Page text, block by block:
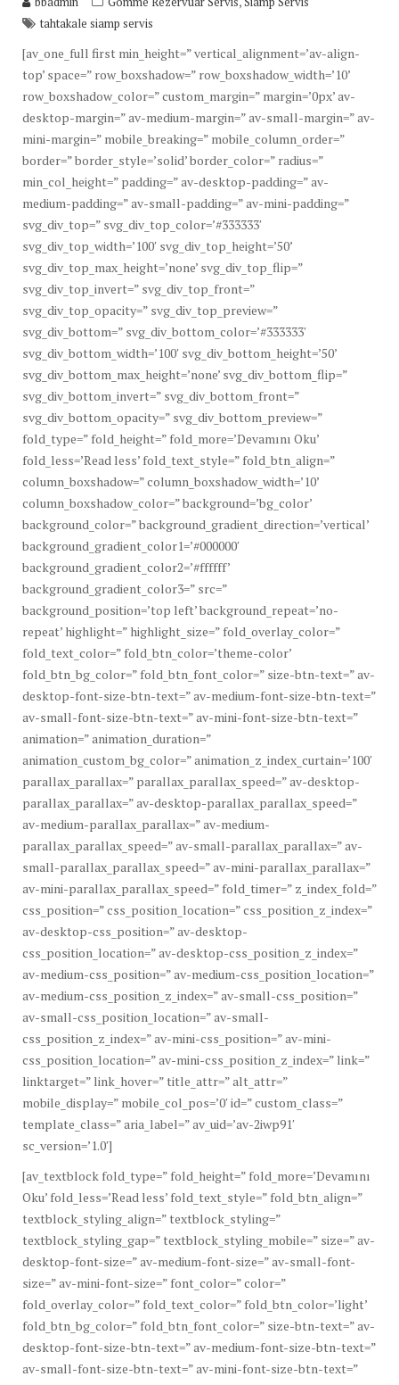
tahtakale siamp servis
[av_one_full first min_height=” vertical_alignment=’av-align-
top’ space=” row_boxshadow=” row_boxshadow_width=’10’
row_boxshadow_color=” custom_margin=” margin=’0px’ av-
desktop-margin=” av-medium-margin=” av-small-margin=” av-
mini-margin=” mobile_breaking=” mobile_column_order=”
border=” border_style=’solid’ border_color=” radius=”
min_col_height=” padding=” av-desktop-padding=” av-
medium-padding=” av-small-padding=” av-mini-padding=”
svg_div_top=” svg_div_top_color=’#333333′
svg_div_top_width=’100′ svg_div_top_height=’50’
svg_div_top_max_height=’none’ svg_div_top_flip=”
svg_div_top_invert=” svg_div_top_front=”
svg_div_top_opacity=” svg_div_top_preview=”
svg_div_bottom=” svg_div_bottom_color=’#333333′
svg_div_bottom_width=’100′ svg_div_bottom_height=’50’
svg_div_bottom_max_height=’none’ svg_div_bottom_flip=”
svg_div_bottom_invert=” svg_div_bottom_front=”
svg_div_bottom_opacity=” svg_div_bottom_preview=”
fold_type=” fold_height=” fold_more=’Devamını Oku’
fold_less=’Read less’ fold_text_style=” fold_btn_align=”
column_boxshadow=” column_boxshadow_width=’10’
column_boxshadow_color=” background=’bg_color’
background_color=” background_gradient_direction=’vertical’
background_gradient_color1=’#000000′
background_gradient_color2=’#ffffff’
background_gradient_color3=” src=”
background_position=’top left’ background_repeat=’no-
repeat’ highlight=” highlight_size=” fold_overlay_color=”
fold_text_color=” fold_btn_color=’theme-color’
fold_btn_bg_color=” fold_btn_font_color=” size-btn-text=” av-
desktop-font-size-btn-text=” av-medium-font-size-btn-text=”
av-small-font-size-btn-text=” av-mini-font-size-btn-text=”
animation=” animation_duration=”
animation_custom_bg_color=” animation_z_index_curtain=’100′
parallax_parallax=” parallax_parallax_speed=” av-desktop-
parallax_parallax=” av-desktop-parallax_parallax_speed=”
av-medium-parallax_parallax=” av-medium-
parallax_parallax_speed=” av-small-parallax_parallax=” av-
small-parallax_parallax_speed=” av-mini-parallax_parallax=”
av-mini-parallax_parallax_speed=” fold_timer=” z_index_fold=”
css_position=” css_position_location=” css_position_z_index=”
av-desktop-css_position=” av-desktop-
css_position_location=” av-desktop-css_position_z_index=”
av-medium-css_position=” av-medium-css_position_location=”
av-medium-css_position_z_index=” av-small-css_position=”
av-small-css_position_location=” av-small-
css_position_z_index=” av-mini-css_position=” av-mini-
css_position_location=” av-mini-css_position_z_index=” link=”
linktarget=” link_hover=” title_attr=” alt_attr=”
mobile_display=” mobile_col_pos=’0′ id=” custom_class=”
template_class=” aria_label=” av_uid=’av-2iwp91′
sc_version=’1.0′]
[av_textblock fold_type=” fold_height=” fold_more=’Devamını
Oku’ fold_less=’Read less’ fold_text_style=” fold_btn_align=”
textblock_styling_align=” textblock_styling=”
textblock_styling_gap=” textblock_styling_mobile=” size=” av-
desktop-font-size=” av-medium-font-size=” av-small-font-
size=” av-mini-font-size=” font_color=” color=”
fold_overlay_color=” fold_text_color=” fold_btn_color=’light’
fold_btn_bg_color=” fold_btn_font_color=” size-btn-text=” av-
desktop-font-size-btn-text=” av-medium-font-size-btn-text=”
av-small-font-size-btn-text=” av-mini-font-size-btn-text=”